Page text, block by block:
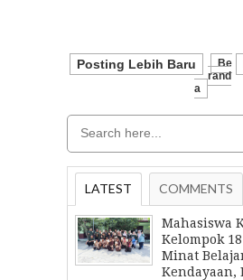
Posting Lebih Baru
Be
Rand
A
LATEST COMMENTS
Mahasiswa
Kelompok
Minat
Kendayaan,